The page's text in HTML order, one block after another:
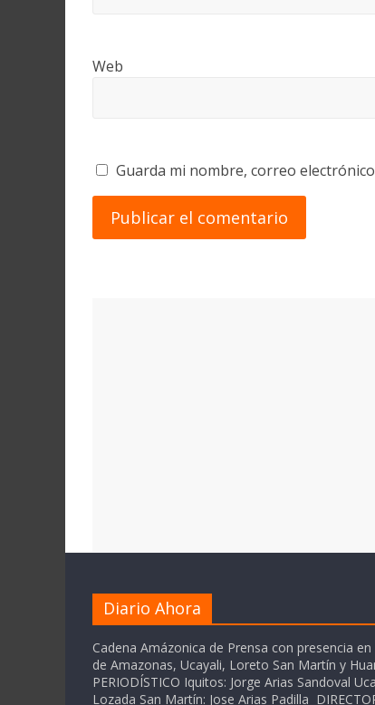
Web
Guarda mi nombre, correo
Diario Ahora
Cadena Amázonica de Prensa con presencia
de Amazonas, Ucayali, Loreto San Martín y
PERIODÍSTICO Iquitos: Jorge Arias Sandoval
Lozada San Martín: Jose Arias Padilla